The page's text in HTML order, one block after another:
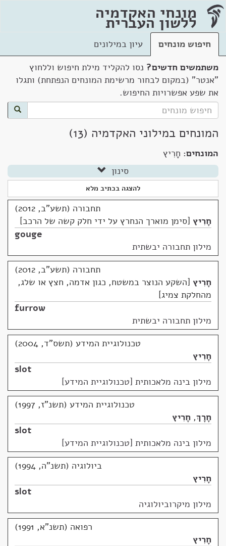
מונחי האקדמיה
ללשון העברית
חיפוש מונחים
עיון במילונים
משתמשים חדשים? נסו להקליד מילת חיפוש וללחוץ
"אנטר" (במקום לבחור מרשימת המונחים הנפתחת) ותגלו
את שפע אפשרויות החיפוש.
המונחים במילוני האקדמיה (13)
המונחים: חָרִיץ
סינון
להצגה בכתיב מלא
תחבורה (תשע"ב, 2012)
חָרִיץ סימן מוארך הנחרץ על ידי חלק קשה של הרכב
gouge
מילון תחבורה יבשתית
תחבורה (תשע"ב, 2012)
חָרִיץ השקע הנוצר במשטח, כגון אדמה, חצץ או שלג,
מהחלקת צמיג
furrow
מילון תחבורה יבשתית
טכנולוגיית המידע (תשס"ד, 2004)
חָרִיץ
slot
מילון בינה מלאכותית [טכנולוגיית המידע]
טכנולוגיית המידע (תשנ"ז, 1997)
חָרָךְ, חָרִיץ
slot
מילון בינה מלאכותית [טכנולוגיית המידע]
ביולוגיה (תשנ"ה, 1994)
חָרִיץ
slot
מילון מיקרוביולוגיה
רפואה (תשנ"א, 1991)
חָרִיץ